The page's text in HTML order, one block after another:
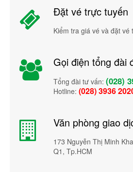
Đặt vé trực tuyến
Kiểm tra giá vé và đặt vé
Gọi điện tổng đài
Tổng đài tư vấn: (028)
Hotline: (028) 3936
Văn phòng giao
173 Nguyễn Thị Minh
Q1, Tp.HCM